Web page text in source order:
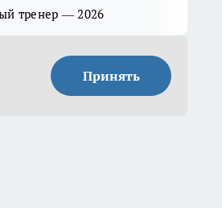
тренер — 2026
Принять